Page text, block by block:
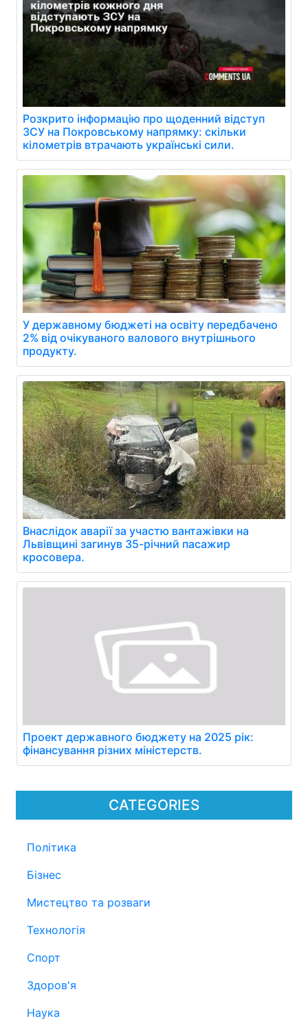
CATEGORIES
Політика
Бізнес
Мистецтво та розваги
Технологія
Спорт
Здоров'я
Наука
Розкрито інформацію про щоденний відступ
ЗСУ на Покровському напрямку: скільки
кілометрів втрачають українські сили.
У державному бюджеті на освіту передбачено
2% від очікуваного валового внутрішнього
продукту.
Внаслідок аварії за участю вантажівки на
Львівщині загинув 35-річний пасажир
кросовера.
Проект державного бюджету на 2025 рік:
фінансування різних міністерств.